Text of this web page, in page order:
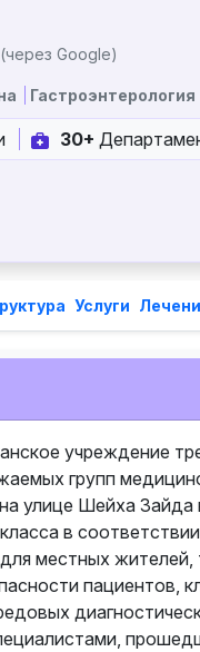
(через Google)
Гастроэнтерология
30+
Услуги
учреждение
групп
улице Шейха
в
местных
пациентов,